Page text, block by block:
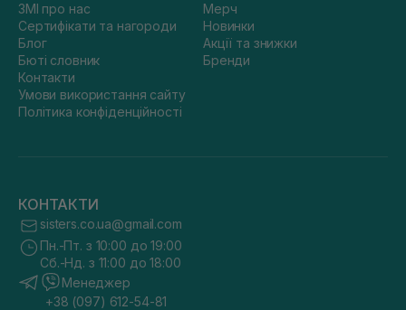
ЗМІ про нас
Сертифікати та нагороди
Блог
Бюті словник
Контакти
Умови використання сайту
Політика конфіденційності
Мерч
Новинки
Акції та знижки
Бренди
КОНТАКТИ
sisters.co.ua@gmail.com
Пн.-Пт. з 10:00 до 19:00
Сб.-Нд. з 11:00 до 18:00
Менеджер
+38 (097) 612-54-81